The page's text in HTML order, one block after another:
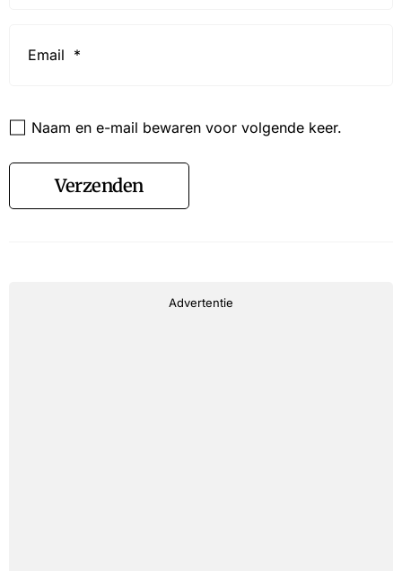
Naam en e-mail bewaren voor volgende keer.
Verzenden
Advertentie